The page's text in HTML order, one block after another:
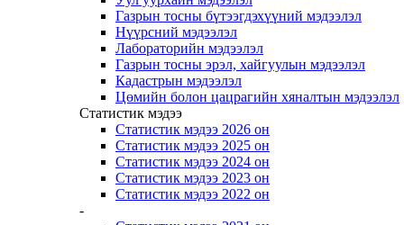
Газрын тосны бүтээгдэхүүний мэдээлэл
Нүүрсний мэдээлэл
Лабораторийн мэдээлэл
Газрын тосны эрэл, хайгуулын мэдээлэл
Кадастрын мэдээлэл
Цөмийн болон цацрагийн хяналтын мэдээлэл
Статистик мэдээ
Статистик мэдээ 2026 он
Статистик мэдээ 2025 он
Статистик мэдээ 2024 он
Статистик мэдээ 2023 он
Статистик мэдээ 2022 он
-